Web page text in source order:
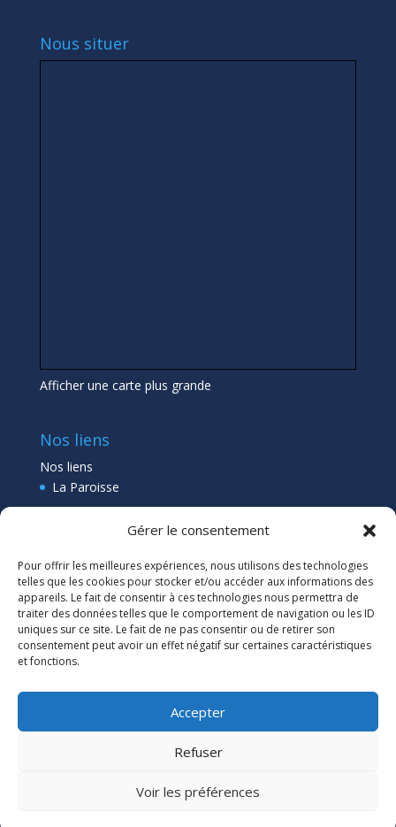
Gérer le consentement
Pour offrir les meilleures expériences, nous utilisons des technologies
telles que les cookies pour stocker et/ou accéder aux informations des
appareils. Le fait de consentir à ces technologies nous permettra de
traiter des données telles que le comportement de navigation ou les ID
uniques sur ce site. Le fait de ne pas consentir ou de retirer son
consentement peut avoir un effet négatif sur certaines caractéristiques
et fonctions.
Accepter
Refuser
Voir les préférences
Nous situer
Afficher une carte plus grande
Nos liens
Nos liens
La Paroisse
Ecole Pléneuf Val André–Erquy – Planguenoual
Lien admin